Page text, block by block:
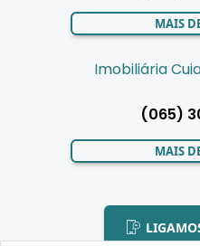
MAIS
Imobiliária
(065)
MAIS